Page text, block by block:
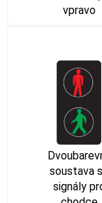
vpravo
soustava
signály